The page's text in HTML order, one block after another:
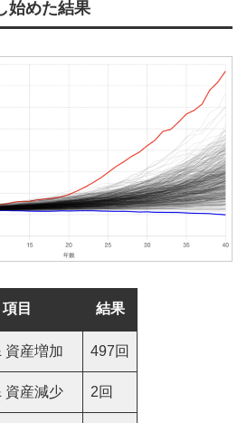
始めた結果
項目 結果
資産増加 497回
資産減少 2回